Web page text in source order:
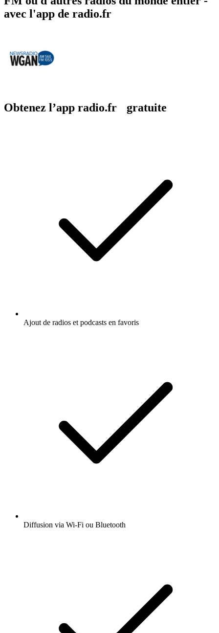
avec l'app de radio.fr
Obtenez l’app radio.fr gratuite
Ajout de radios et podcasts en favoris
Diffusion via Wi-Fi ou Bluetooth